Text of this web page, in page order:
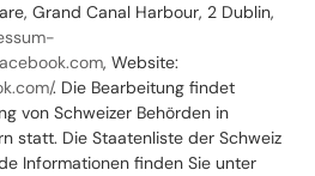
Grand Canal Harbour, 2 Dublin,
, Website:
. Die Bearbeitung findet
von Schweizer Behörden in
statt. Die Staatenliste der Schweiz
Informationen finden Sie unter